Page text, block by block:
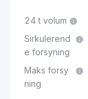
24 t volum
Sirkulerend
e forsyning
Maks forsy
ning